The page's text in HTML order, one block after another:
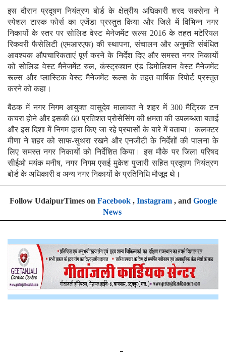
इस दौरान प्रदूषण नियंत्रण बोर्ड के क्षेत्रीय अधिकारी शरद सक्सेना ने
स्पेशल टास्क फोर्स का एजेंडा प्रस्तुत किया और जिले में विभिन्न नगर
निकायों के स्तर पर सोलिड वेस्ट मेनेजमेंट रूल्स 2016 के तहत मटेरियल
रिकवरी फैसेलिटी (एमआरएफ) की स्थापना, संचालन और अनुमति संबंधित
आवश्यक औपचारिकताएं पूर्ण करने के निर्देश दिए और समस्त नगर निकायों
को सोलिड वेस्ट मैनेजमेंट रुल, कंस्ट्रक्शन एंड डिमोलिशन वेस्ट मैनेजमेंट
रूल्स और प्लास्टिक वेस्ट मैनेजमेंट रूल्स के तहत वार्षिक रिपोर्ट प्रस्तुत
करने को कहा।
बैठक में नगर निगम आयुक्त वासुदेव मालावत ने शहर में 300 मैट्रिक टन
कचरा होने और इसकी 60 प्रतिशत प्रोसेसिंग की क्षमता की उपलब्धता बताई
और इस दिशा में निगम द्वारा किए जा रहे प्रयासों के बारे में बताया। कलक्टर
मीणा ने शहर को साफ-सुथरा रखने और एनजीटी के निर्देशों की पालना के
लिए समस्त नगर निकायों को निर्देशित किया। इस मौके पर जिला परिषद
सीईओ मयंक मनीष, नगर निगम एसई मुकेश पुजारी सहित प्रदूषण नियंत्रण
बोर्ड के अधिकारी व अन्य नगर निकायों के प्रतिनिधि मौजूद थे।
Follow UdaipurTimes on Facebook, Instagram, and Google
News